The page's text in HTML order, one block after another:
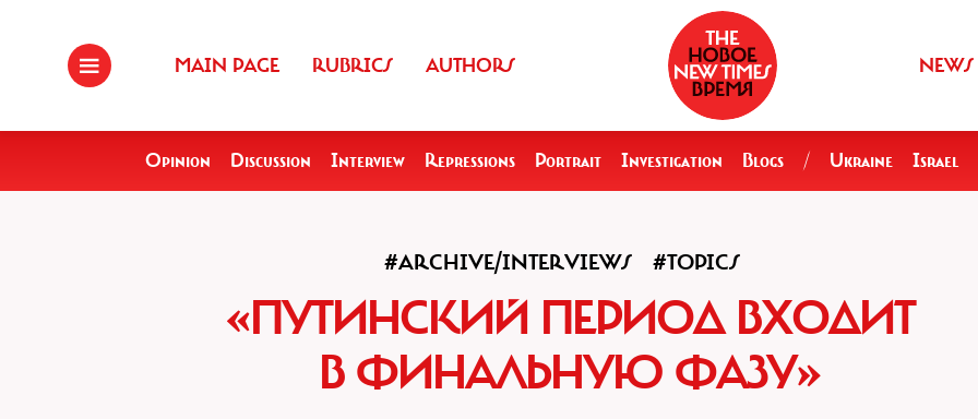
MAIN PAGE RUBRICS AUTHORS NEWS
Opinion Discussion Interview Repressions Portrait Investigation Blogs / Ukraine Israel
#ARCHIVE/INTERVIEWS #TOPICS
«ПУТИНСКИЙ ПЕРИОД ВХОДИТ
В ФИНАЛЬНУЮ ФАЗУ»